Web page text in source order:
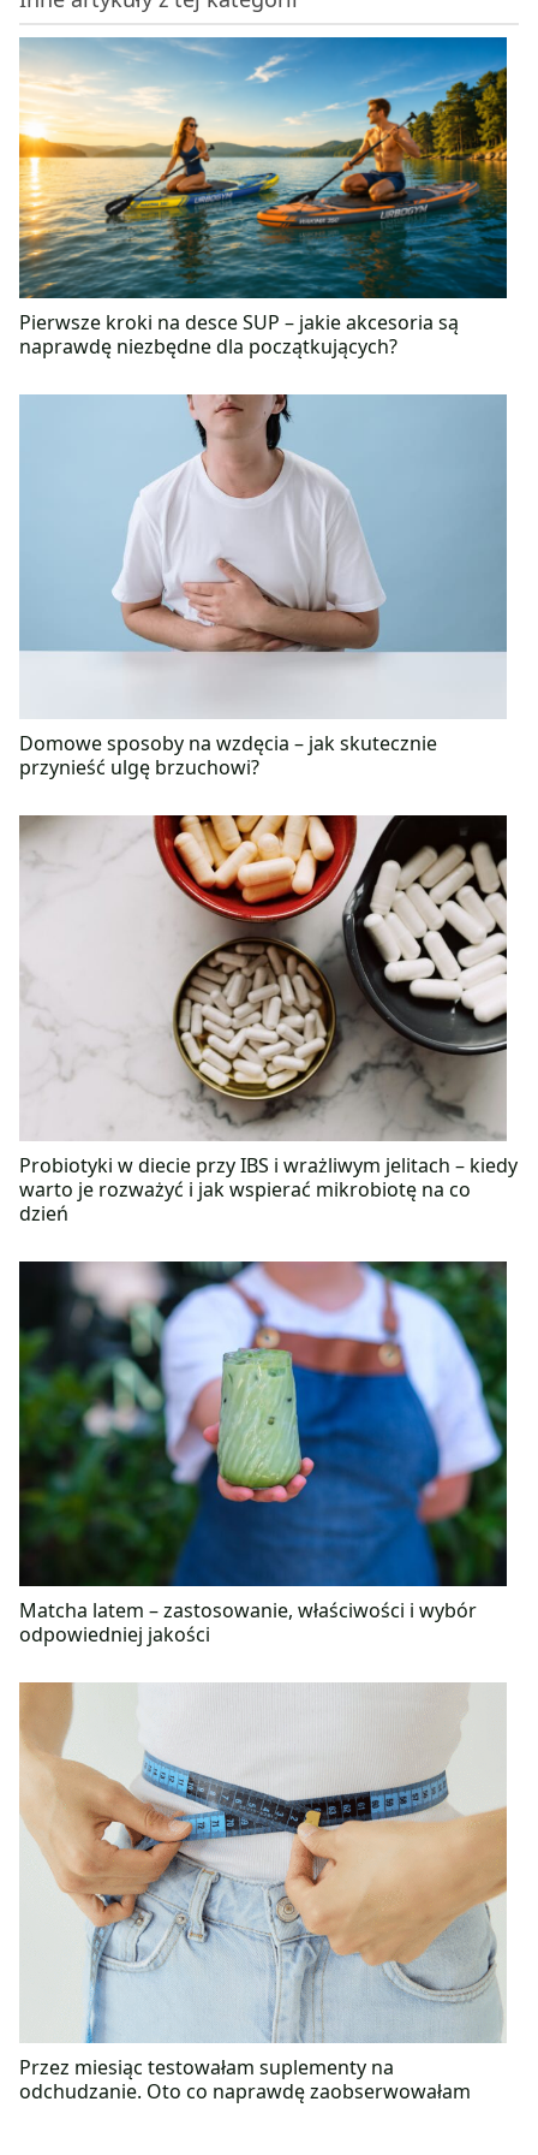
Jaros”, na którą serdecznie zapraszamy! Wierzy, że
kluczem do zachowania zdrowia oraz dobrego
samopoczucia jest pełnowartościowa i różnorodna
dieta, która smakuje, a także ulubiona aktywność
fizyczna kilka razy w tygodniu.
Pierwsze kroki na desce SUP – jakie akcesoria są
naprawdę niezbędne dla początkujących?
Domowe sposoby na wzdęcia – jak skutecznie
przynieść ulgę brzuchowi?
Probiotyki w diecie przy IBS i wrażliwym jelitach – kiedy
warto je rozważyć i jak wspierać mikrobiotę na co
dzień
Matcha latem – zastosowanie, właściwości i wybór
odpowiedniej jakości
Przez miesiąc testowałam suplementy na
odchudzanie. Oto co naprawdę zaobserwowałam